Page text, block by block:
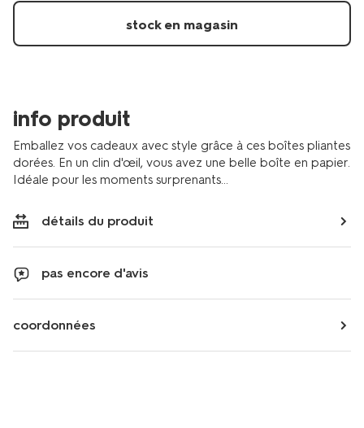
cadeaux/boites-
pliables-
pieces-
14710304.html
stock en magasin
info produit
Emballez vos cadeaux avec style grâce à ces boîtes pliantes
dorées. En un clin d'œil, vous avez une belle boîte en papier.
Idéale pour les moments surprenants...
détails du produit
pas encore d'avis
coordonnées